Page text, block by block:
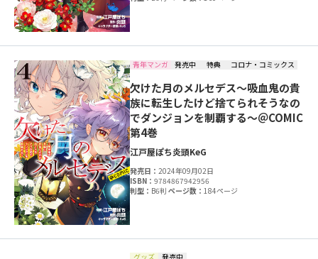
青年マンガ 発売中 特典 コロナ・コミックス
欠けた月のメルセデス～吸血鬼の貴
族に転生したけど捨てられそうなの
でダンジョンを制覇する～＠COMIC
第4巻
江戸屋ぽち炎頭KeG
発売日：2024年09月02日
ISBN：9784867942956
判型： B6判ページ数： 184ページ
グッズ 発売中